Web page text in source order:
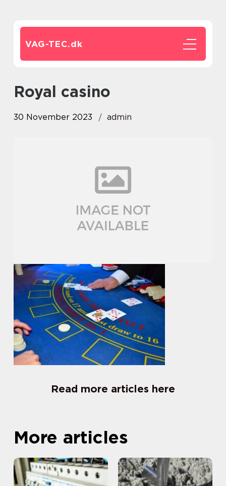
VAG-TEC.dk
royal casino
30 November 2023 admin
Read more articles here
More articles